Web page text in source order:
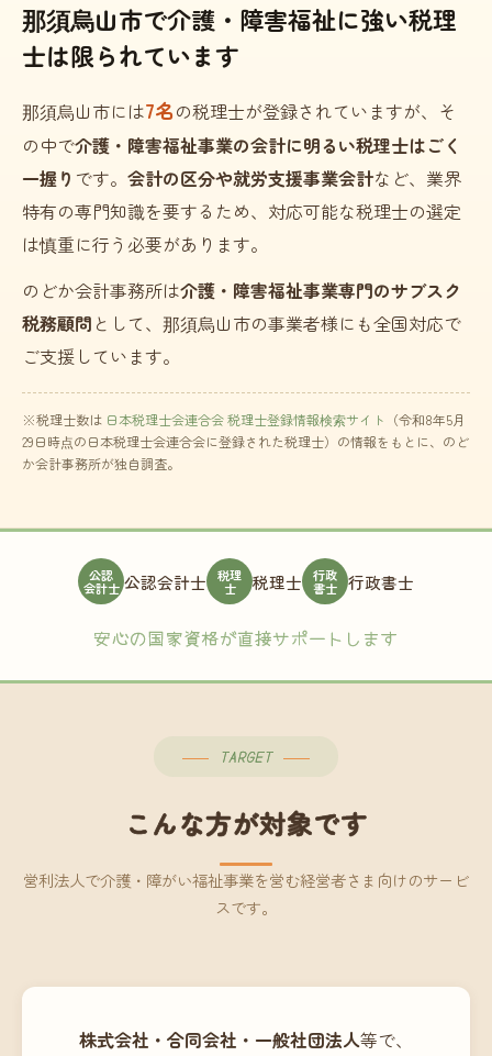
那須烏山市で介護・障害福祉に強い税理
士は限られています
那須烏山市には7名の税理士が登録されていますが、そ
の中で介護・障害福祉事業の会計に明るい税理士はごく
一握り です。 会計の区分や就労支援事業会計など、業界
特有の専門知識を要するため、対応可能な税理士の選定
は慎重に行う必要があります。
のどか会計事務所は介護・障害福祉事業専門のサブスク
税務顧問 として、那須烏山市の事業者様にも全国対応で
ご支援しています。
※税理士数は 日本税理士会連合会 税理士登録情報検索サイト （令和8年5月
29日時点の日本税理士会連合会に登録された税理士）の情報をもとに、のど
か会計事務所が独自調査。
公認
会計士 公認会計士 税理
士 税理士 行政
書士 行政書士
安心の国家資格が直接サポートします
TARGET
こんな方が対象です
営利法人で介護・障がい福祉事業を営む経営者さま向けのサービ
スです。
株式会社・合同会社・一般社団法人等で、